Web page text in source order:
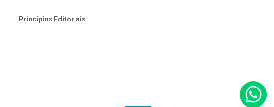
Princípios Editoriais